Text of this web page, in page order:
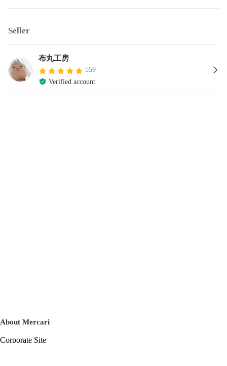
Seller
布丸工房
559
Verified account
About Mercari
Corporate Site